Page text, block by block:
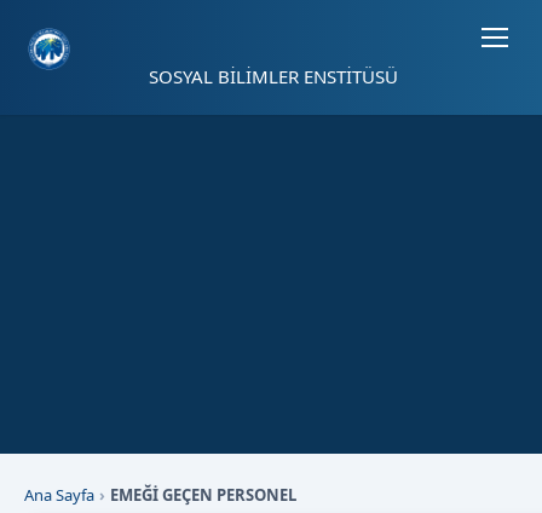
SOSYAL BİLİMLER ENSTİTÜSÜ
Ana Sayfa EMEĞİ GEÇEN PERSONEL